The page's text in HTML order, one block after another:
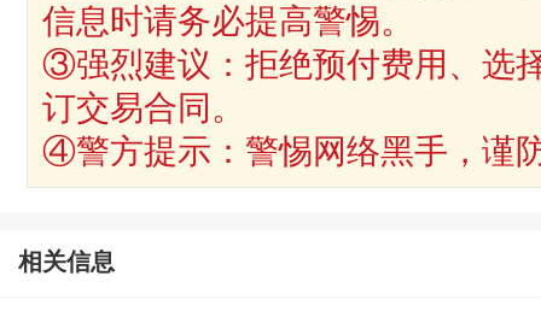
信息时请务必提高警惕。
③强烈建议：拒绝预付费用、选
订交易合同。
④警方提示：警惕网络黑手，谨
相关信息